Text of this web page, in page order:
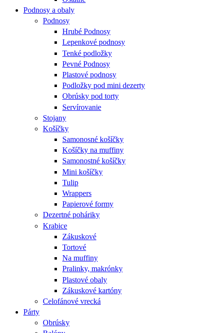
Podnosy a obaly
Podnosy
Hrubé Podnosy
Lepenkové podnosy
Tenké podložky
Pevné Podnosy
Plastové podnosy
Podložky pod mini dezerty
Obrúsky pod torty
Servírovanie
Stojany
Košíčky
Samonosné košíčky
Košíčky na muffiny
Samonostné košíčky
Mini košíčky
Tulip
Wrappers
Papierové formy
Dezertné poháriky
Krabice
Zákuskové
Tortové
Na muffiny
Pralinky, makrónky
Plastové obaly
Zákuskové kartóny
Celofánové vrecká
Párty
Obrúsky